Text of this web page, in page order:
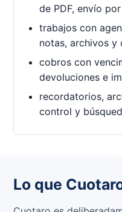
de PDF, envío
trabajos con
notas, archivos y
cobros con
devoluciones e
recordatorios,
control y
Lo que